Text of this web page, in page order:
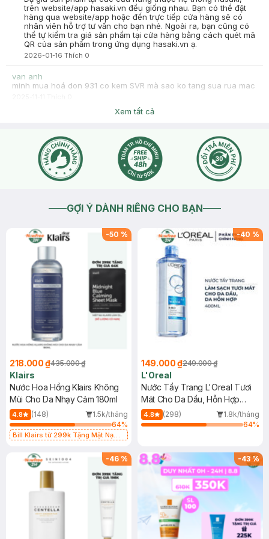
trên website/app hasaki.vn đều giống nhau. Bạn có thể đặt
hàng qua website/app hoặc đến trực tiếp cửa hàng sẽ có
nhân viên hỗ trợ tư vấn cho bạn nhé. Ngoài ra, bạn cũng có
thể tự kiểm tra giá sản phẩm tại cửa hàng bằng cách quét mã
QR của sản phẩm trong ứng dụng hasaki.vn ạ.
2026-01-16 Thích 0
van anh
minh mua hoá don 931 co kem SVR mà sao ko tang sua rua mac
Xem tất cả
GỢI Ý DÀNH RIÊNG CHO BẠN
-50 %
218.000 ₫435.000 ₫
Klairs
Nước Hoa Hồng Klairs Không
Mùi Cho Da Nhạy Cảm 180ml
4.8 (148)
1.5k/tháng
64%
Bill Klairs từ 299k Tặng Mặt Nạ
25ml (SL Có Hạn)
-40 %
149.000 ₫249.000 ₫
L'Oreal
Nước Tẩy Trang L'Oreal Tươi
Mát Cho Da Dầu, Hỗn Hợp
400ml
4.8 (298)
1.8k/tháng
64%
-46 % -43%